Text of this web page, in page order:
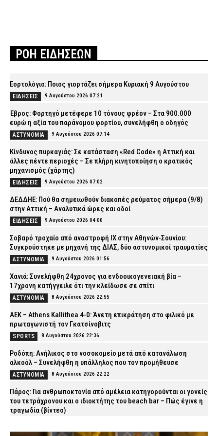
ΡΟΗ ΕΙΔΗΣΕΩΝ
Εορτολόγιο: Ποιος γιορτάζει σήμερα Κυριακή 9 Αυγούστου
ΕΙΔΗΣΕΙΣ 9 Αυγούστου 2026 07:21
Έβρος: Φορτηγό μετέφερε 10 τόνους φρέον – Στα 900.000
ευρώ η αξία του παράνομου φορτίου, συνελήφθη ο οδηγός
ΑΣΤΥΝΟΜΙΑ 9 Αυγούστου 2026 07:14
Κίνδυνος πυρκαγιάς: Σε κατάσταση «Red Code» η Αττική και
άλλες πέντε περιοχές – Σε πλήρη κινητοποίηση ο κρατικός
μηχανισμός (χάρτης)
ΕΙΔΗΣΕΙΣ 9 Αυγούστου 2026 07:02
ΔΕΔΔΗΕ: Πού θα σημειωθούν διακοπές ρεύματος σήμερα (9/8)
στην Αττική – Αναλυτικά ώρες και οδοί
ΕΙΔΗΣΕΙΣ 9 Αυγούστου 2026 04:00
Σοβαρό τροχαίο από αναστροφή ΙΧ στην Αθηνών-Σουνίου:
Συγκρούστηκε με μηχανή της ΔΙΑΣ, δύο αστυνομικοί τραυματίες
ΑΣΤΥΝΟΜΙΑ 9 Αυγούστου 2026 01:56
Χανιά: Συνελήφθη 24χρονος για ενδοοικογενειακή βία –
17χρονη κατήγγειλε ότι την κλείδωσε σε σπίτι
ΑΣΤΥΝΟΜΙΑ 8 Αυγούστου 2026 22:55
ΑΕΚ – Athens Kallithea 4-0: Άνετη επικράτηση στο φιλικό με
πρωταγωνιστή τον Γκατσίνοβιτς
SPORTS 8 Αυγούστου 2026 22:36
Ροδόπη: Ανήλικος στο νοσοκομείο μετά από κατανάλωση
αλκοόλ – Συνελήφθη η υπάλληλος που τον προμήθευσε
ΑΣΤΥΝΟΜΙΑ 8 Αυγούστου 2026 22:22
Πάρος: Για ανθρωποκτονία από αμέλεια κατηγορούνται οι γονείς
του τετράχρονου και ο ιδιοκτήτης του beach bar – Πώς έγινε η
τραγωδία (βίντεο)